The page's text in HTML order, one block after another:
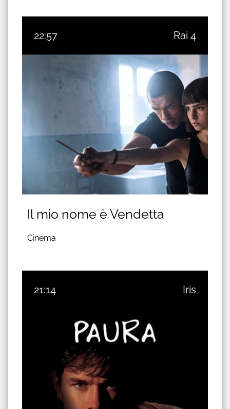
22:57 Rai 4
Il mio nome è Vendetta
Cinema
21:14 Iris